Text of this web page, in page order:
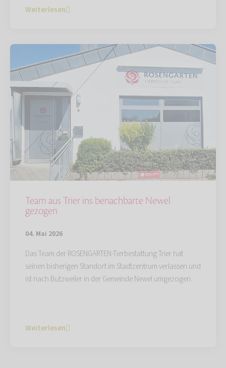
Weiterlesen
Team aus Trier ins benachbarte Newel
gezogen
04. Mai 2026
Das Team der ROSENGARTEN-Tierbestattung Trier hat
seinen bisherigen Standort im Stadtzentrum verlassen und
ist nach Butzweiler in der Gemeinde Newel umgezogen.
Weiterlesen